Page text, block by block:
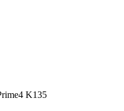
K135